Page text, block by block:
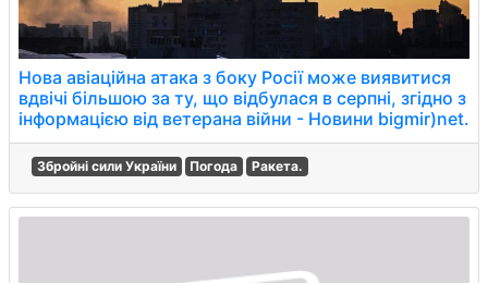
Нова авіаційна атака з боку Росії може виявитися
вдвічі більшою за ту, що відбулася в серпні, згідно з
інформацією від ветерана війни - Новини bigmir)net.
Збройні сили України Погода Ракета.